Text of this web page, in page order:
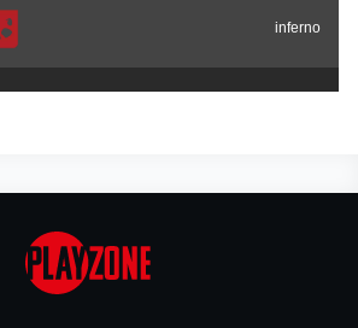
inferno